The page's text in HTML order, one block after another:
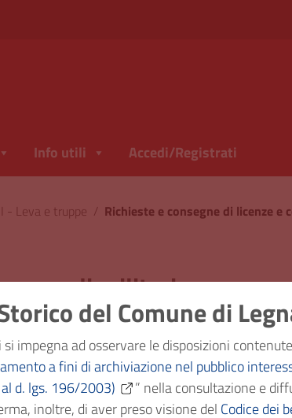
del Comune di
impegna ad osservare le disposizioni
a fini di archiviazione nel pubblico
d. lgs. 196/2003)
” nella consultazione e
inoltre, di aver preso visione del Codice dei
Info utili Accedi/Registrati
- Leva e truppe / Richieste e consegne di licenze e
congedi militari
VIII -
1864